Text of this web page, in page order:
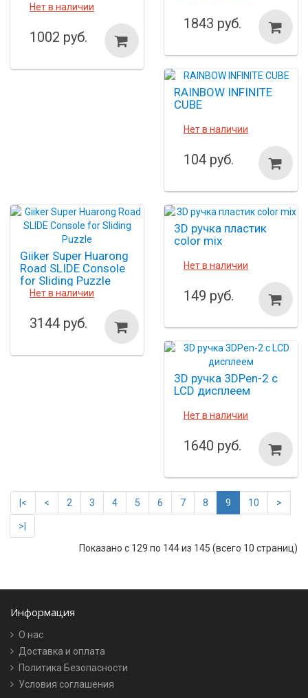
Нет в наличии
1002 руб.
1843 руб.
RAINBOW INFINITE
CUBE
Нет в наличии
104 руб.
Giiker Super Huarong
Road SLIDE Console
for Sliding Puzzle
Нет в наличии
3144 руб.
3D ручка пластик
color mix
Нет в наличии
149 руб.
3D ручка 3DPen-2 с
LCD дисплеем
Нет в наличии
1640 руб.
|< < 2 3 4 5 6 7 8 9 10 >
>|
Показано с 129 по 144 из 145 (всего 10 страниц)
Информация
О нас
Доставка и оплата
Политика Безопасности
Условия соглашения